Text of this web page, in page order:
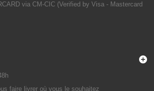
via CM-CIC (Verified by Visa - Mastercard
faire livrer où vous le souhaitez